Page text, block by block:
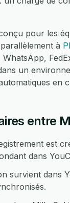
pour les
à
un
entre
est
dans
survient dans